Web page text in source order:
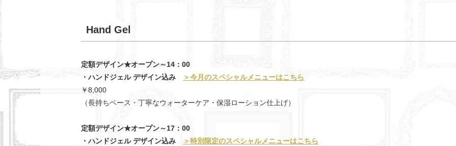
Hand Gel
定額デザイン★オープン～14：00
・ハンドジェル デザイン込み
＞今月のスペシャルメニューはこちら
￥8,000
（長持ちベース・丁寧なウォーターケア・保湿ローション仕上げ）
定額デザイン★オープン～17：00
・ハンドジェル デザイン込み
＞特別限定のスペシャルメニューはこちら